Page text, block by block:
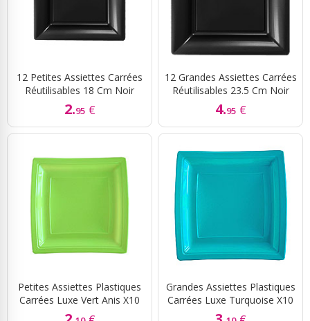
12 Petites Assiettes Carrées
Réutilisables 18 Cm Noir
2.95 €
12 Grandes Assiettes Carrées
Réutilisables 23.5 Cm Noir
4.95 €
Petites Assiettes Plastiques
Carrées Luxe Vert Anis X10
Grandes Assiettes Plastiques
Carrées Luxe Turquoise X10